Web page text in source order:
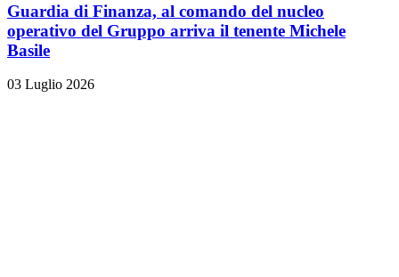
Guardia di Finanza, al comando del nucleo
operativo del Gruppo arriva il tenente Michele
Basile
03 Luglio 2026